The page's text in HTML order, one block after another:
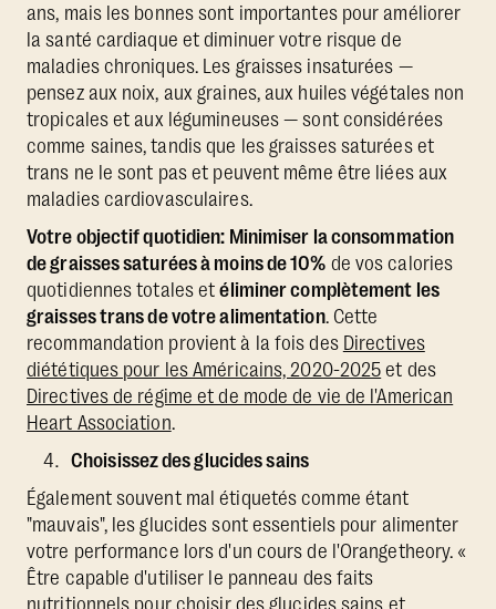
ans, mais les bonnes sont importantes pour améliorer
la santé cardiaque et diminuer votre risque de
maladies chroniques. Les graisses insaturées —
pensez aux noix, aux graines, aux huiles végétales non
tropicales et aux légumineuses — sont considérées
comme saines, tandis que les graisses saturées et
trans ne le sont pas et peuvent même être liées aux
maladies cardiovasculaires.
Votre objectif quotidien: Minimiser la consommation
de graisses saturées à moins de 10% de vos calories
quotidiennes totales etéliminer complètement les
graisses trans de votre alimentation. Cette
recommandation provient à la fois des Directives
diététiques pour les Américains, 2020-2025 et des
Directives de régime et de mode de vie de l'American
Heart Association.
Choisissez des glucides sains
Également souvent mal étiquetés comme étant
"mauvais", les glucides sont essentiels pour alimenter
votre performance lors d'un cours de l'Orangetheory. «
Être capable d'utiliser le panneau des faits
nutritionnels pour choisir des glucides sains et